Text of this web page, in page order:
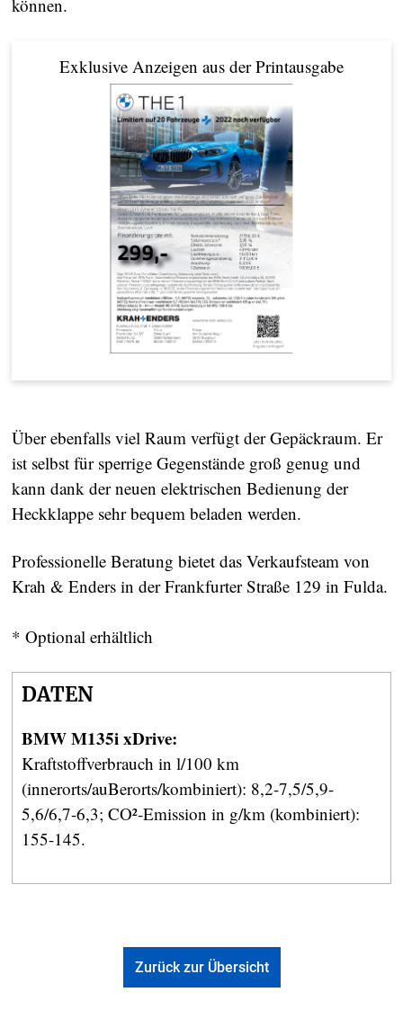
können.
Exklusive Anzeigen aus der Printausgabe
Über ebenfalls viel Raum verfügt der Gepäckraum. Er
ist selbst für sperrige Gegenstände groß genug und
kann dank der neuen elektrischen Bedienung der
Heckklappe sehr bequem beladen werden.
Professionelle Beratung bietet das Verkaufsteam von
Krah & Enders in der Frankfurter Straße 129 in Fulda.
* Optional erhältlich
DATEN
BMW M135i xDrive:
Kraftstoffverbrauch in l/100 km
(innerorts/auBerorts/kombiniert): 8,2-7,5/5,9-
5,6/6,7-6,3; CO²-Emission in g/km (kombiniert):
155-145.
Zurück zur Übersicht